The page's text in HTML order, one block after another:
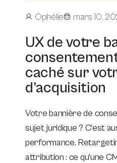
Ophélie mars 10,
UX de votre
caché sur
d’acquisition
Votre bannière de
sujet juridique ? C'est
performance.
attribution : ce qu'une